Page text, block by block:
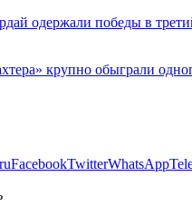
одержали победы в
крупно обыграли
FacebookTwitterWhatsApp